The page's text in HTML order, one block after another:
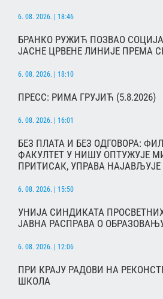
6. 08. 2026. | 18:46
БРАНКО РУЖИЋ ПОЗВАО
ЈАСНЕ ЦРВЕНЕ ЛИНИЈЕ ПРЕМА
6. 08. 2026. | 18:10
ПРЕСС: РИМА ГРУЈИЋ (5.8.2026)
6. 08. 2026. | 16:01
БЕЗ ПЛАТА И БЕЗ ОДГОВОРА:
ФАКУЛТЕТ У НИШУ ОПТУЖУЈЕ
ПРИТИСАК, УПРАВА НАЈАВЉУЈЕ
6. 08. 2026. | 15:50
УНИЈА СИНДИКАТА
ЈАВНА РАСПРАВА О
6. 08. 2026. | 12:06
ПРИ КРАЈУ РАДОВИ НА
ШКОЛА